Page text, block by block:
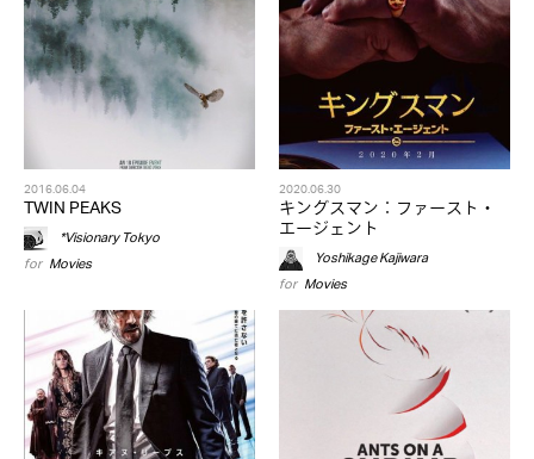
2016.06.04
TWIN PEAKS
*Visionary Tokyo
for Movies
2020.06.30
キングスマン：ファースト・
エージェント
Yoshikage Kajiwara
for Movies